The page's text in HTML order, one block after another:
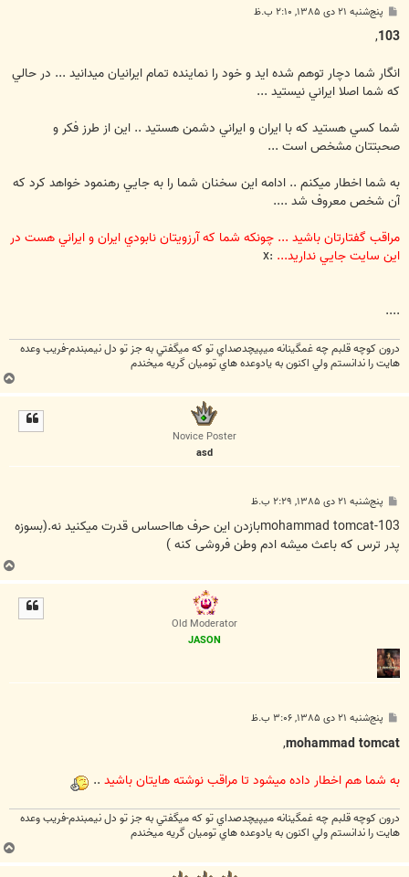
پ
ت
پنج‌شنبه ۲۱ دی ۱۳۸۵, ۲:۱۰ ب.ظ
103
,
انگار شما دچار توهم شده ايد و خود را نماينده تمام ايرانيان ميدانيد ... در حالي
که شما اصلا ايراني نيستيد ...
شما کسي هستيد که با ايران و ايراني دشمن هستيد .. اين از طرز فکر و
صحبتتان مشخص است ...
به شما اخطار ميکنم .. ادامه اين سخنان شما را به جايي رهنمود خواهد کرد که
آن شخص معروف شد ....
مراقب گفتارتان باشيد ... چونکه شما که آرزويتان نابودي ايران و ايراني هست در
اين سايت جايي نداريد...
....
درون كوچه قلبم چه غمگينانه ميپيچدصداي تو كه ميگفتي به جز تو دل نيمبندم-فريب وعده
هايت را ندانستم ولي اكنون به يادوعده هاي توميان گريه ميخندم
ب
ا
Novice Poster
asd
پ
ت
پنج‌شنبه ۲۱ دی ۱۳۸۵, ۲:۲۹ ب.ظ
mohammad tomcat-103بازدن این حرف هااحساس قدرت میکنید نه.(بسوزه
پدر ترس که باعث میشه ادم وطن فروشی کنه )
ب
ا
Old Moderator
JASON
پ
ت
پنج‌شنبه ۲۱ دی ۱۳۸۵, ۳:۰۶ ب.ظ
mohammad tomcat
,
به شما هم اخطار داده ميشود تا مراقب نوشته هايتان باشيد ..
درون كوچه قلبم چه غمگينانه ميپيچدصداي تو كه ميگفتي به جز تو دل نيمبندم-فريب وعده
هايت را ندانستم ولي اكنون به يادوعده هاي توميان گريه ميخندم
ب
ا